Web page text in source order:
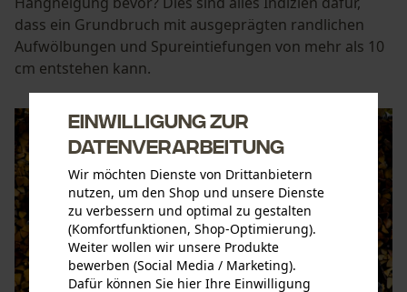
dass ein Grundbruch mit ausgeprägten randlichen
Aufwölbungen und Spureintiefungen von mehr als 10
cm entstehen kann.
Einwilligung zur
Datenverarbeitung
Wir möchten Dienste von Drittanbietern
nutzen, um den Shop und unsere Dienste
zu verbessern und optimal zu gestalten
(Komfortfunktionen, Shop-Optimierung).
Weiter wollen wir unsere Produkte
bewerben (Social Media / Marketing).
Dafür können Sie hier Ihre Einwilligung